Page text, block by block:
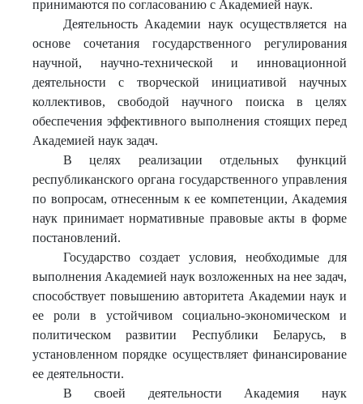
принимаются по согласованию с Академией наук.
Деятельность Академии наук осуществляется на
основе сочетания государственного регулирования
научной, научно-технической и инновационной
деятельности с творческой инициативой научных
коллективов, свободой научного поиска в целях
обеспечения эффективного выполнения стоящих перед
Академией наук задач.
В целях реализации отдельных функций
республиканского органа государственного управления
по вопросам, отнесенным к ее компетенции, Академия
наук принимает нормативные правовые акты в форме
постановлений.
Государство создает условия, необходимые для
выполнения Академией наук возложенных на нее задач,
способствует повышению авторитета Академии наук и
ее роли в устойчивом социально-экономическом и
политическом развитии Республики Беларусь, в
установленном порядке осуществляет финансирование
ее деятельности.
В своей деятельности Академия наук